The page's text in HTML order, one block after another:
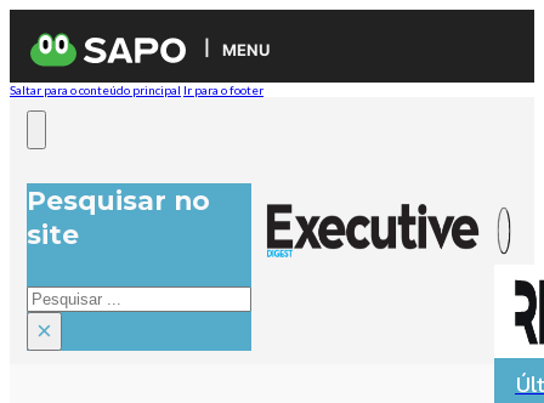
MENU
Saltar para o conteúdo principal Ir para o footer
Pesquisar no
site
Pesquisar
×